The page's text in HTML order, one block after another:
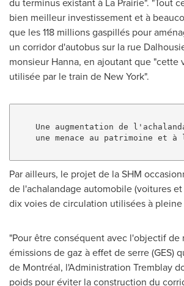
bien meilleur investissement et à
que les 118 millions gaspillés pour
un corridor d'autobus sur la rue
monsieur Hanna, en ajoutant que "cette
utilisée par le train de New York".
Une augmentation de
une menace au patrimoine et à
Par ailleurs, le projet de la SHM
de l'achalandage automobile (voitures
dix voies de circulation utilisées à
"Pour être conséquent avec l'objectif de
émissions de gaz à effet de serre (GES)
de Montréal, l'Administration Tremblay
poids pour éviter la construction du